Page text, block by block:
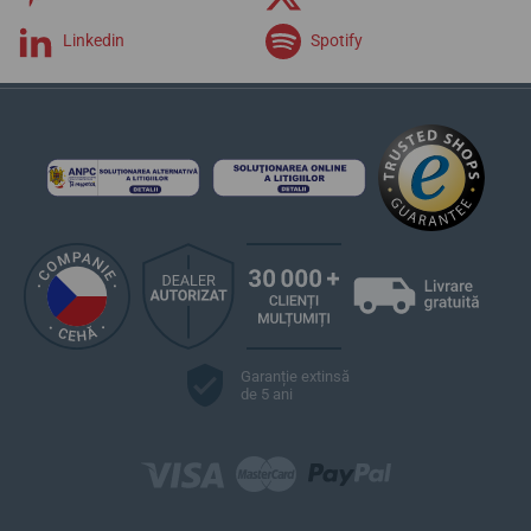
Linkedin Spotify
Garanție extinsă
de 5 ani